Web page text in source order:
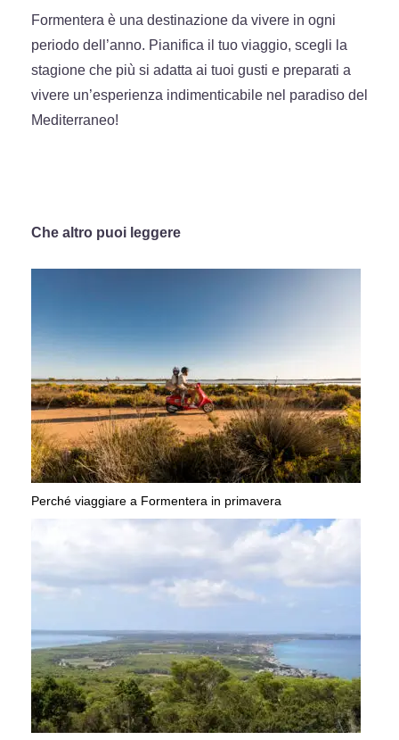
Formentera è una destinazione da vivere in ogni
periodo dell’anno. Pianifica il tuo viaggio, scegli la
stagione che più si adatta ai tuoi gusti e preparati a
vivere un’esperienza indimenticabile nel paradiso del
Mediterraneo!
Che altro puoi leggere
Perché viaggiare a Formentera in primavera